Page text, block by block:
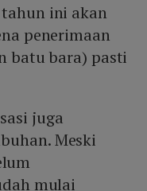
ini akan
penerimaan
batu bara) pasti
juga
Meski
mulai